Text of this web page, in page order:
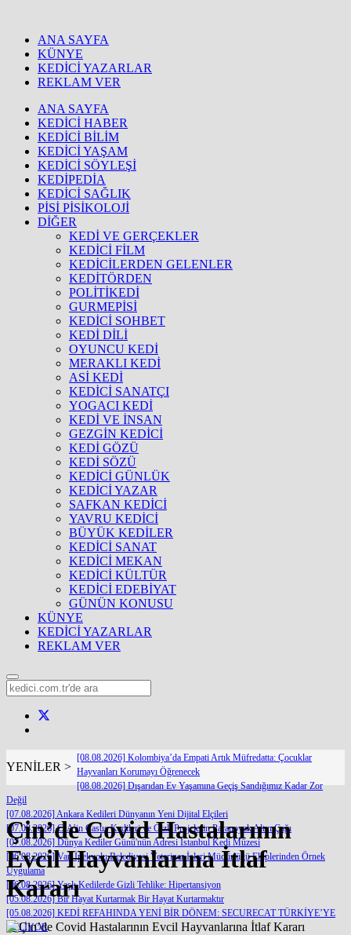
ANA SAYFA
KÜNYE
KEDİCİ YAZARLAR
REKLAM VER
ANA SAYFA
KEDİCİ HABER
KEDİCİ BİLİM
KEDİCİ YAŞAM
KEDİCİ SÖYLEŞİ
KEDİPEDİA
KEDİCİ SAĞLIK
PİSİ PİSİKOLOJİ
DİĞER
KEDİ VE GERÇEKLER
KEDİCİ FİLM
KEDİCİLERDEN GELENLER
KEDİTÖRDEN
POLİTİKEDİ
GURMEPİSİ
KEDİCİ SOHBET
KEDİ DİLİ
OYUNCU KEDİ
MERAKLI KEDİ
ASİ KEDİ
KEDİCİ SANATÇI
YOGACI KEDİ
KEDİ VE İNSAN
GEZGİN KEDİCİ
KEDİ GÖZÜ
KEDİ SÖZÜ
KEDİCİ GÜNLÜK
KEDİCİ YAZAR
SAFKAN KEDİCİ
YAVRU KEDİCİ
BÜYÜK KEDİLER
KEDİCİ SANAT
KEDİCİ MEKAN
KEDİCİ KÜLTÜR
KEDİCİ EDEBİYAT
GÜNÜN KONUSU
KÜNYE
KEDİCİ YAZARLAR
REKLAM VER
YENİLER >
[08.08.2026] Kolombiya’da Empati Artık Müfredatta: Çocuklar
Hayvanları Korumayı Öğrenecek
[08.08.2026] Dışarıdan Ev Yaşamına Geçiş Sandığımız Kadar Zor
Değil
[07.08.2026] Ankara Kedileri Dünyanın Yeni Dijital Elçileri
[07.08.2026] CIA’in Casus Kedileri ve Gizli Projelerin Paranoyak Altın Çağı
[07.08.2026] Dünya Kediler Günü'nün Adresi İstanbul Kedi Müzesi
[06.08.2026] Van İpekyolu Belediyesi Veteriner İşleri Müdürlüğü Ekiplerinden Örnek
Uygulama
[06.08.2026] Yaşlı Kedilerde Gizli Tehlike: Hipertansiyon
[05.08.2026] Bir Hayat Kurtarmak Bir Hayat Kurtarmaktır
[05.08.2026] KEDİ REFAHINDA YENİ BİR DÖNEM: SECURECAT TÜRKİYE’YE
GELİYOR
Çin’de Covid Hastalarının
Evcil Hayvanlarına İtlaf
Kararı